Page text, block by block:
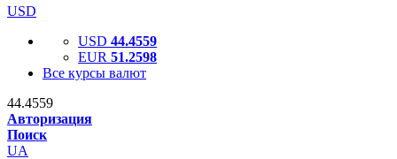
USD
USD 44.4559
EUR 51.2598
Все курсы валют
44.4559
Авторизация
Поиск
UA